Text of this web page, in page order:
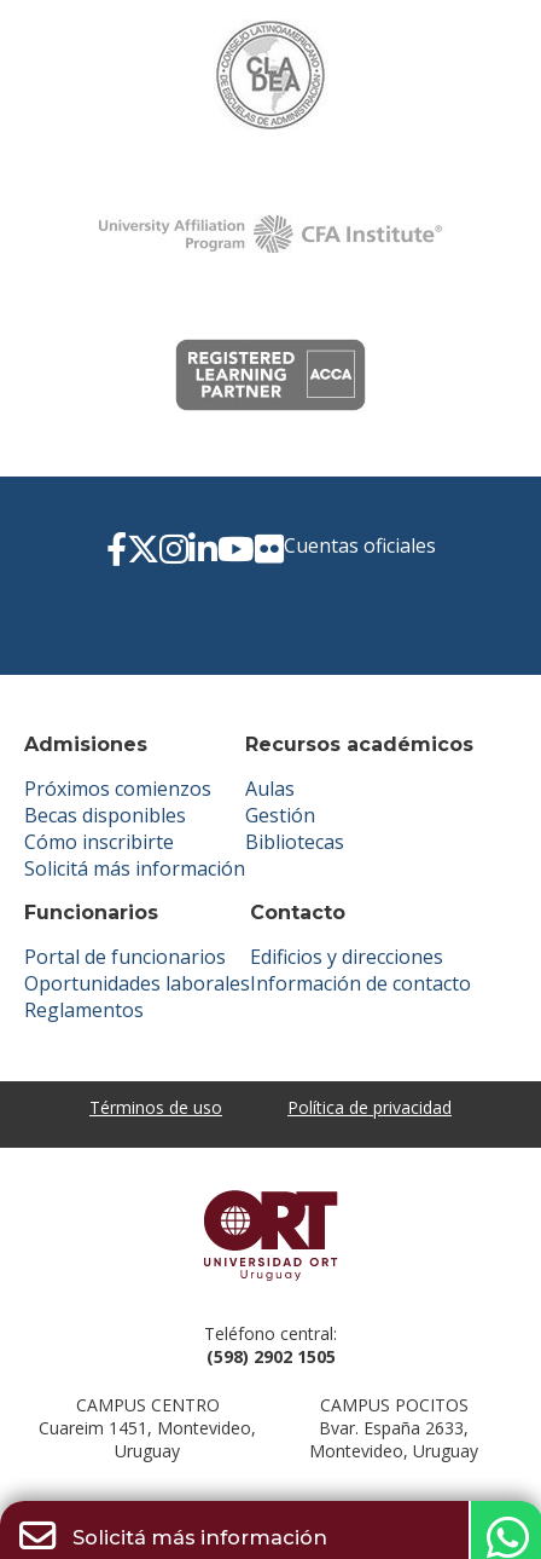
Solicitá más información
Admisiones
Próximos comienzos
Becas disponibles
Cómo inscribirte
Solicitá más información
Recursos académicos
Aulas
Gestión
Bibliotecas
Funcionarios
Portal de funcionarios
Oportunidades laborales
Reglamentos
Contacto
Edificios y direcciones
Información de contacto
Cuentas oficiales
Términos de uso Política de privacidad
Teléfono central:
(598) 2902 1505
CAMPUS CENTRO
Cuareim 1451, Montevideo,
Uruguay
CAMPUS POCITOS
Bvar. España 2633,
Montevideo, Uruguay